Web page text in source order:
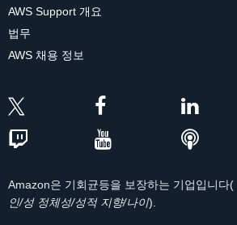
AWS Support 개요
법무
AWS 채용 정보
Amazon은 기회균등을 보장하는 기업입니다(
인/성 정체성/성적 지향/나이).